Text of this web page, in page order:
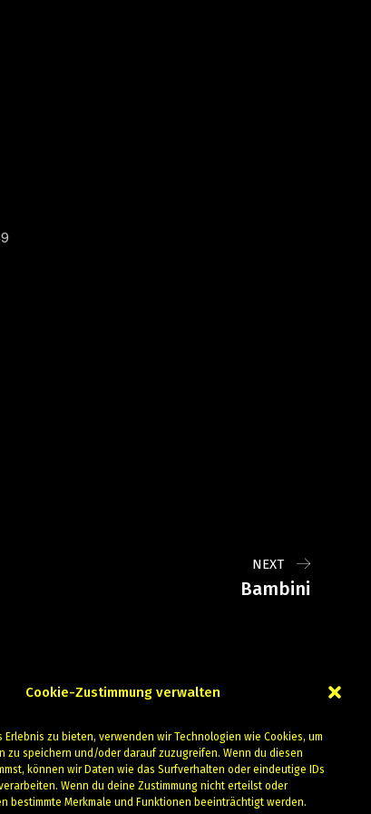
Cookie-Zustimmung verwalten
Erlebnis zu bieten, verwenden wir Technologien wie Cookies, um
zu speichern und/oder darauf zuzugreifen. Wenn du diesen
können wir Daten wie das Surfverhalten oder eindeutige IDs
Wenn du deine Zustimmung nicht erteilst oder
bestimmte Merkmale und Funktionen beeinträchtigt werden.
NEXT
Bambini